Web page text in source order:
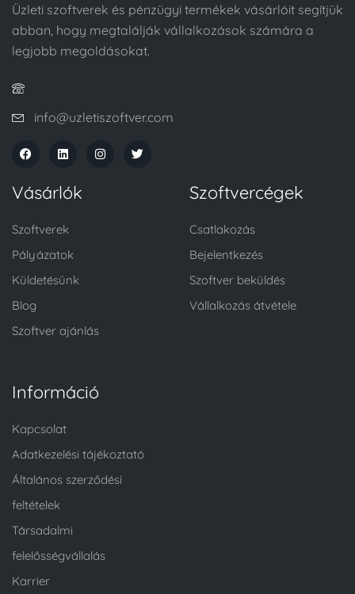
Üzleti szoftverek és pénzügyi termékek vásárlóit segítjük
abban, hogy megtalálják vállalkozások számára a
legjobb megoldásokat.
info@uzletiszoftver.com
Vásárlók
Szoftverek
Pályázatok
Küldetésünk
Blog
Szoftver ajánlás
Szoftvercégek
Csatlakozás
Bejelentkezés
Szoftver beküldés
Vállalkozás átvétele
Információ
Kapcsolat
Adatkezelési tájékoztató
Általános szerződési
feltételek
Társadalmi
felelősségvállalás
Karrier